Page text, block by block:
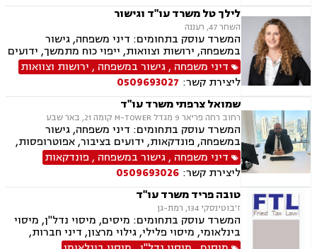
לילך טל משרד עו"ד וגישור
השחר 47, רעננה
המשרד עוסק בתחומים: דיני משפחה, גישור
במשפחה, ירושות וצוואות, ייפוי כוח מתמשך, ידועים
בציבור, אפוטרופסות, הסכמי ממון, מזונות, משמורת,
גירושין, הורות חד מינית, נישואים אזרחיים, ידועים
בציבור, חלוקת רכוש, מעמד אישי, תיאום הורי, זמני
שהות, עסקאות מתנה, גישור ובוררויות, גישור עסקי,
דיני חברות, סכסוך בין בעלי מניות, דיני צרכנות
ותיירות, משפט אזרחי, סכסוך שכנים.
דיני משפחה ,גישור במשפחה , ירושות וצוואות
ליצירת קשר: 0509693027
שמואל צרפתי משרד עו"ד
רחוב רחה פריאר 9 מגדל M-TOWER קומה 21, באר שבע
המשרד עוסק בתחומים: דיני משפחה, גישור
במשפחה, פונדקאות, ידועים בציבור, אפוטרופסות,
הסכמי ממון, אבהות, מזונות, משמורת, גירושין,
הורות חד מינית, נישואים אזרחיים, חוק הנוער,
אימוץ, חלוקת רכוש, מעמד אישי, תיאום הורי, חטיפת
ילדים, זמני שהות (החזקת ילדים), אומנה, ניכור הורי,
עסקאות מתנה, פלילי, הטרדה מינית, עבירות מין,
צווארון לבן, עבירות מס, הלבנת הון רישוי נשק, ייצוג
קטינים, אלימות במשפחה, עבירות סמים, ועדת
שחרורים, עבירות סייבר, סירוב ויזה לארה"ב, מחיקת
דיני משפחה ,גישור במשפחה , פונדקאות
ליצירת קשר: 0509693026
טובה פריד משרד עו"ד
ז'בוטינסקי 134, רמת-גן
המשרד עוסק בתחומים: מיסים, מיסוי נדל"ן, מיסוי
בינלאומי, מיסוי פלילי, גילוי מרצון, דיני חברות,
רישום חברות, פירוקים והקפאת הליכים, סכסוך בין